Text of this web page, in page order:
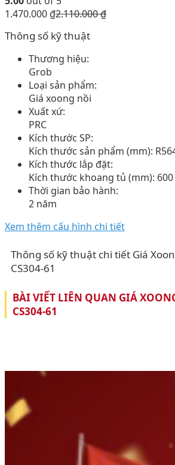
1.470.000 ₫2.110.000₫
Thông số kỹ thuật
Thương hiệu:
Grob
Loại sản phẩm:
Giá xoong nồi
Xuất xứ:
PRC
Kích thước SP:
Kích thước sản phẩm (mm):
Kích thước lắp đặt:
Kích thước khoang tủ (mm): 600
Thời gian bảo hành:
2 năm
Xem thêm cấu hình chi tiết
Thông số kỹ thuật chi tiết Giá
CS304-61
BÀI VIẾT LIÊN QUAN GIÁ
CS304-61